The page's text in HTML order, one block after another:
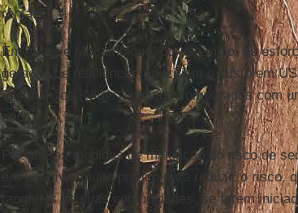
rentável.
Em Níger e Moçambique, por exemplo, os
geração de resiliência reduziriam o custo em
844 milhões (Níger), quando comparados com
seca.
Por fim, as medidas de mitigação do risco de
em um nível muito prático para reduzir o risco,
tangíveis às suas comunidades, se forem